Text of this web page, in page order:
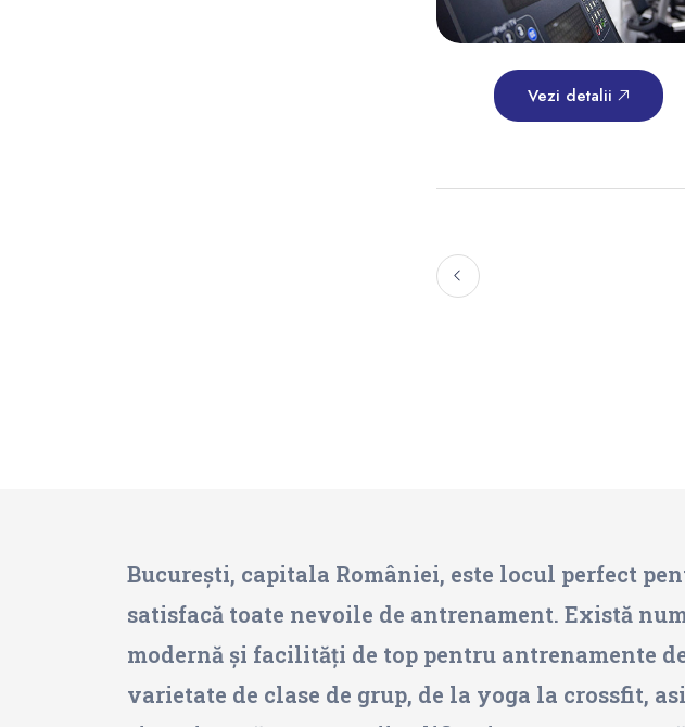
Vezi detalii
București, capitala României, este locul perfect
satisfacă toate nevoile de antrenament. Există
modernă și facilități de top pentru antrenamente
varietate de clase de grup, de la yoga la crossfit,